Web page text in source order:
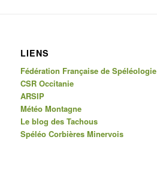
LIENS
Fédération Française de Spéléologie
CSR Occitanie
ARSIP
Météo Montagne
Le blog des Tachous
Spéléo Corbières Minervois